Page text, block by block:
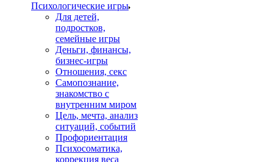
Психологические игры
Для детей,
подростков,
семейные игры
Деньги, финансы,
бизнес-игры
Отношения, секс
Самопознание,
знакомство с
внутренним миром
Цель, мечта, анализ
ситуаций, событий
Профориентация
Психосоматика,
коррекция веса